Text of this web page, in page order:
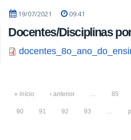
19/07/2021 09:41
Docentes/Disciplinas
« início ‹ anterior 85
90 91 92 93